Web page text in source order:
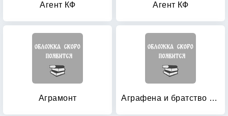
Агент КФ Агент КФ
Аграмонт Аграфена и братство говорящих котов